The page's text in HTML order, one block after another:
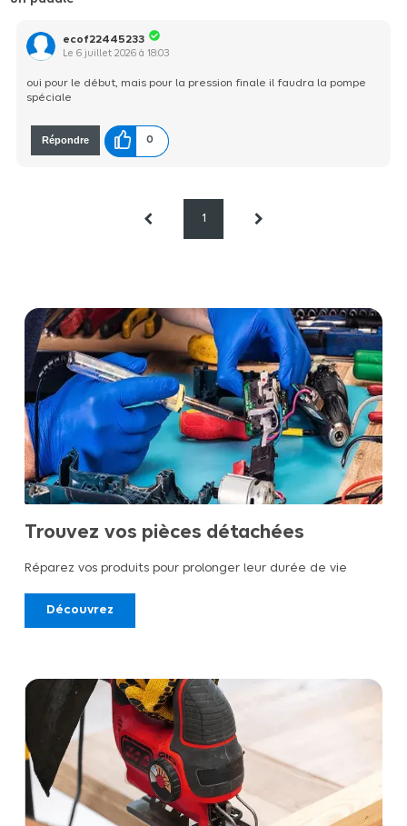
ecof22445233
Le6 juillet 2026 à18:03
oui pour le début, mais pour la pression finale il faudra la pompe
spéciale
Répondre 0
1
Trouvez vos pièces détachées
Réparez vos produits pour prolonger leur durée de vie
Découvrez